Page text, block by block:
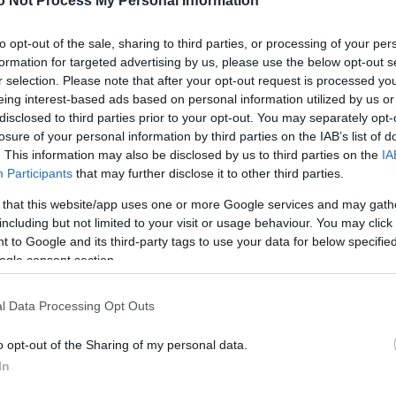
opt-out of the sale, sharing to third parties, or processing of your
for targeted advertising by us, please use the below opt-out
selection. Please note that after your opt-out request is processed
interest-based ads based on personal information utilized by us
to third parties prior to your opt-out. You may separately
of your personal information by third parties on the IAB’s list of
This information may also be disclosed by us to third parties on the
Participants that may further disclose it to other third parties.
that this website/app uses one or more Google services and may
but not limited to your visit or usage behaviour. You may
to Google and its third-party tags to use your data for below
consent section.
Data Processing Opt Outs
opt-out of the Sharing of my personal data.
video!
κιλά της!
Lupita και Jessica Biel στα Όσκαρ!
brands καλλυντικών!
Parker!